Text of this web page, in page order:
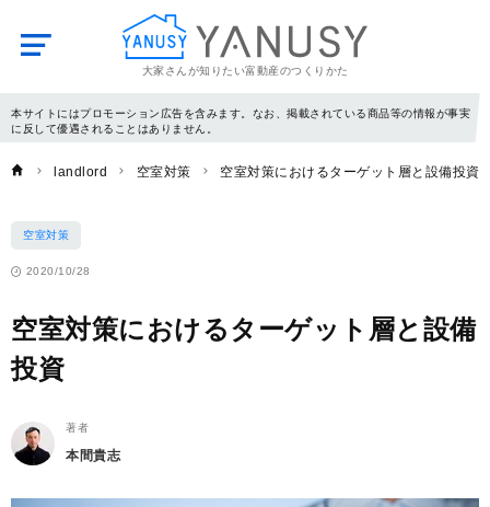
大家さんが知りたい富動産のつくりかた
YANUSY
本サイトにはプロモーション広告を含みます。なお、掲載されている商品等の情報が事実
に反して優遇されることはありません。
landlord 空室対策 空室対策におけるターゲット層と設備投資
空室対策
2020/10/28
空室対策におけるターゲット層と設備
投資
著者
本間貴志